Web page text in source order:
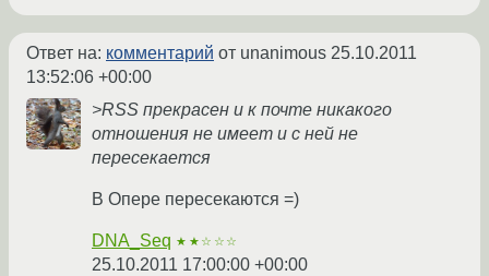
Ответ на: комментарий от unanimous 25.10.2011
13:52:06 +00:00
>RSS прекрасен и к почте никакого
отношения не имеет и с ней не
пересекается
В Опере пересекаются =)
DNA_Seq ★★☆☆☆
25.10.2011 17:00:00 +00:00